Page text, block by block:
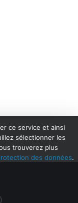
ce service et ainsi
sélectionner les
trouverez plus
des données.
à la